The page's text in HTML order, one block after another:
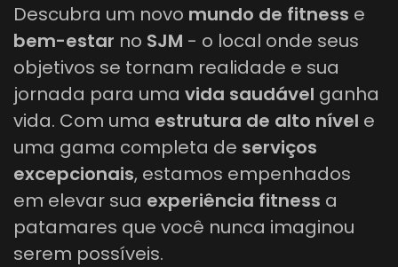
Descubra um novo mundo de fitness e
bem-estar no SJM - o local onde seus
objetivos se tornam realidade e sua
jornada para uma vida saudável ganha
vida. Com uma estrutura de alto nível e
uma gama completa de serviços
excepcionais, estamos empenhados
em elevar sua experiência fitness a
patamares que você nunca imaginou
serem possíveis.